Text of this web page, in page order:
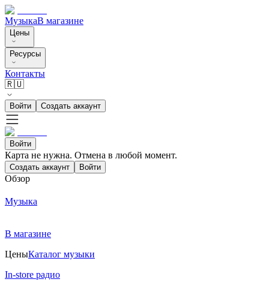
МузыкаВ магазине
Цены
Ресурсы
Контакты
🇷🇺
Войти Создать аккаунт
Войти
Карта не нужна. Отмена в любой момент.
Создать аккаунт Войти
Обзор
Музыка
В магазине
ЦеныКаталог музыки
In-store радио